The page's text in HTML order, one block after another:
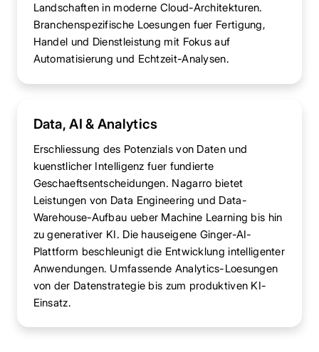
Landschaften in moderne Cloud-Architekturen.
Branchenspezifische Loesungen fuer Fertigung,
Handel und Dienstleistung mit Fokus auf
Automatisierung und Echtzeit-Analysen.
Data, AI & Analytics
Erschliessung des Potenzials von Daten und
kuenstlicher Intelligenz fuer fundierte
Geschaeftsentscheidungen. Nagarro bietet
Leistungen von Data Engineering und Data-
Warehouse-Aufbau ueber Machine Learning bis hin
zu generativer KI. Die hauseigene Ginger-AI-
Plattform beschleunigt die Entwicklung intelligenter
Anwendungen. Umfassende Analytics-Loesungen
von der Datenstrategie bis zum produktiven KI-
Einsatz.